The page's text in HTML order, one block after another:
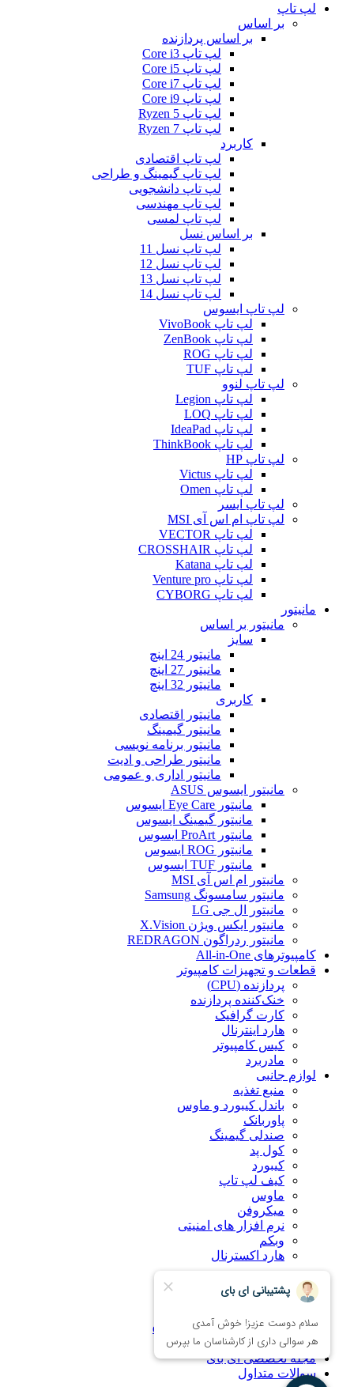
لپ تاپ
بر اساس
بر اساس پردازنده
لپ تاپ Core i3
لپ تاپ Core i5
لپ تاپ Core i7
لپ تاپ Core i9
لپ تاپ Ryzen 5
لپ تاپ Ryzen 7
کاربرد
لپ تاپ اقتصادی
لپ تاپ گیمینگ و طراحی
لپ تاپ دانشجویی
لپ تاپ مهندسی
لپ تاپ لمسی
بر اساس نسل
لپ تاپ نسل 11
لپ تاپ نسل 12
لپ تاپ نسل 13
لپ تاپ نسل 14
لپ تاپ ایسوس
لپ تاپ VivoBook
لپ تاپ ZenBook
لپ تاپ ROG
لپ تاپ TUF
لپ تاپ لنوو
لپ تاپ Legion
لپ تاپ LOQ
لپ تاپ IdeaPad
لپ تاپ ThinkBook
لپ تاپ HP
لپ تاپ Victus
لپ تاپ Omen
لپ تاپ ایسر
لپ تاپ ام اس آی MSI
لپ تاپ VECTOR
لپ تاپ CROSSHAIR
لپ تاپ Katana
لپ تاپ Venture pro
لپ تاپ CYBORG
مانیتور
مانیتور بر اساس
سایز
مانیتور 24 اینچ
مانیتور 27 اینچ
مانیتور 32 اینچ
کاربری
مانیتور اقتصادی
مانیتور گیمینگ
مانیتور برنامه نویسی
مانیتور طراحی و ادیت
مانیتور اداری و عمومی
مانیتور ایسوس ASUS
مانیتور Eye Care ایسوس
مانیتور گیمینگ ایسوس
مانیتور ProArt ایسوس
مانیتور ROG ایسوس
مانیتور TUF ایسوس
مانیتور ام اس آی MSI
مانیتور سامسونگ Samsung
مانیتور ال جی LG
مانیتور ایکس ویژن X.Vision
مانیتور ردراگون REDRAGON
کامپیوترهای All-in-One
قطعات و تجهیزات کامپیوتر
پردازنده (CPU)
خنک‌کننده پردازنده
کارت گرافیک
هارد اینترنال
کیس کامپیوتر
مادربرد
لوازم جانبی
منبع تغذیه
باندل کیبورد و ماوس
پاوربانک
صندلی گیمینگ
کول پد
کیبورد
کیف لپ تاپ
ماوس
میکروفن
نرم افزار های امنیتی
وبکم
هارد اکسترنال
درباره ما
راهنمای خرید اینترنتی
همکاری با فروشگاه eBuy
تماس با ما
مجله تخصصی ای‌ بای
سوالات متداول